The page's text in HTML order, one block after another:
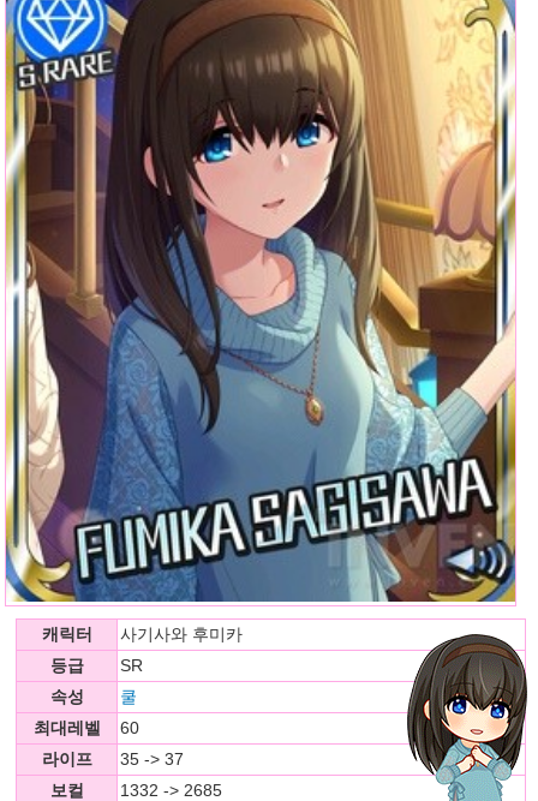
캐릭터
사기사와 후미카
등급
SR
속성
쿨
최대레벨
60
라이프
35 -> 37
보컬
1332 -> 2685